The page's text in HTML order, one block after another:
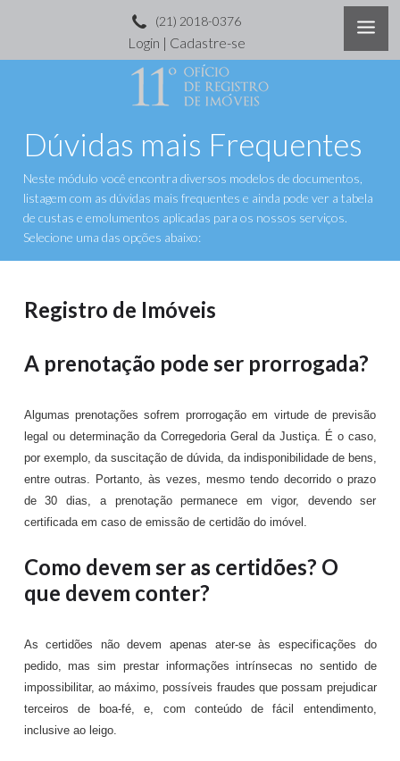
(21) 2018-0376
Login | Cadastre-se
Dúvidas mais Frequentes
Neste módulo você encontra diversos modelos de documentos,
listagem com as dúvidas mais frequentes e ainda pode ver a tabela
de custas e emolumentos aplicadas para os nossos serviços.
Selecione uma das opções abaixo:
Registro de Imóveis
A prenotação pode ser prorrogada?
Algumas prenotações sofrem prorrogação em virtude de previsão
legal ou determinação da Corregedoria Geral da Justiça. É o caso,
por exemplo, da suscitação de dúvida, da indisponibilidade de bens,
entre outras. Portanto, às vezes, mesmo tendo decorrido o prazo
de 30 dias, a prenotação permanece em vigor, devendo ser
certificada em caso de emissão de certidão do imóvel.
Como devem ser as certidões? O
que devem conter?
As certidões não devem apenas ater-se às especificações do
pedido, mas sim prestar informações intrínsecas no sentido de
impossibilitar, ao máximo, possíveis fraudes que possam prejudicar
terceiros de boa-fé, e, com conteúdo de fácil entendimento,
inclusive ao leigo.